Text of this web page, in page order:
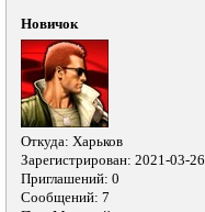
Новичок
Откуда: Харьков
Зарегистрирован: 2021-03-26
Приглашений: 0
Сообщений: 7